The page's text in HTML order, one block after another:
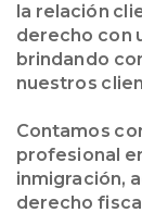
la relación
derecho con
brindando
nuestros
Contamos
profesional
inmigración,
derecho